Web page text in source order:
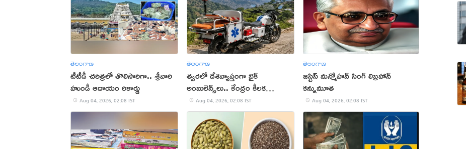
తెలంగాణ
టీటీడీ చరిత్రలో తొలిసారిగా.. శ్రీవారి
హుండీ ఆదాయం రికార్డు
Aug 04, 2026, 02:08 IST
తెలంగాణ
త్వరలో దేశవ్యాప్తంగా బైక్
అంబులెన్స్‌లు.. కేంద్రం కీలక
నిర్ణయం!
Aug 04, 2026, 02:08 IST
తెలంగాణ
జస్టిస్ మన్మోహన్ సింగ్ లిబ్రహాన్
కన్నుమూత
Aug 04, 2026, 02:08 IST